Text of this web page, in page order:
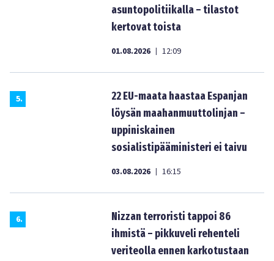
asuntopolitiikalla – tilastot
kertovat toista
01.08.2026 | 12:09
5.
22 EU-maata haastaa Espanjan
löysän maahanmuuttolinjan –
uppiniskainen
sosialistipääministeri ei taivu
03.08.2026 | 16:15
6.
Nizzan terroristi tappoi 86
ihmistä – pikkuveli rehenteli
veriteolla ennen karkotustaan